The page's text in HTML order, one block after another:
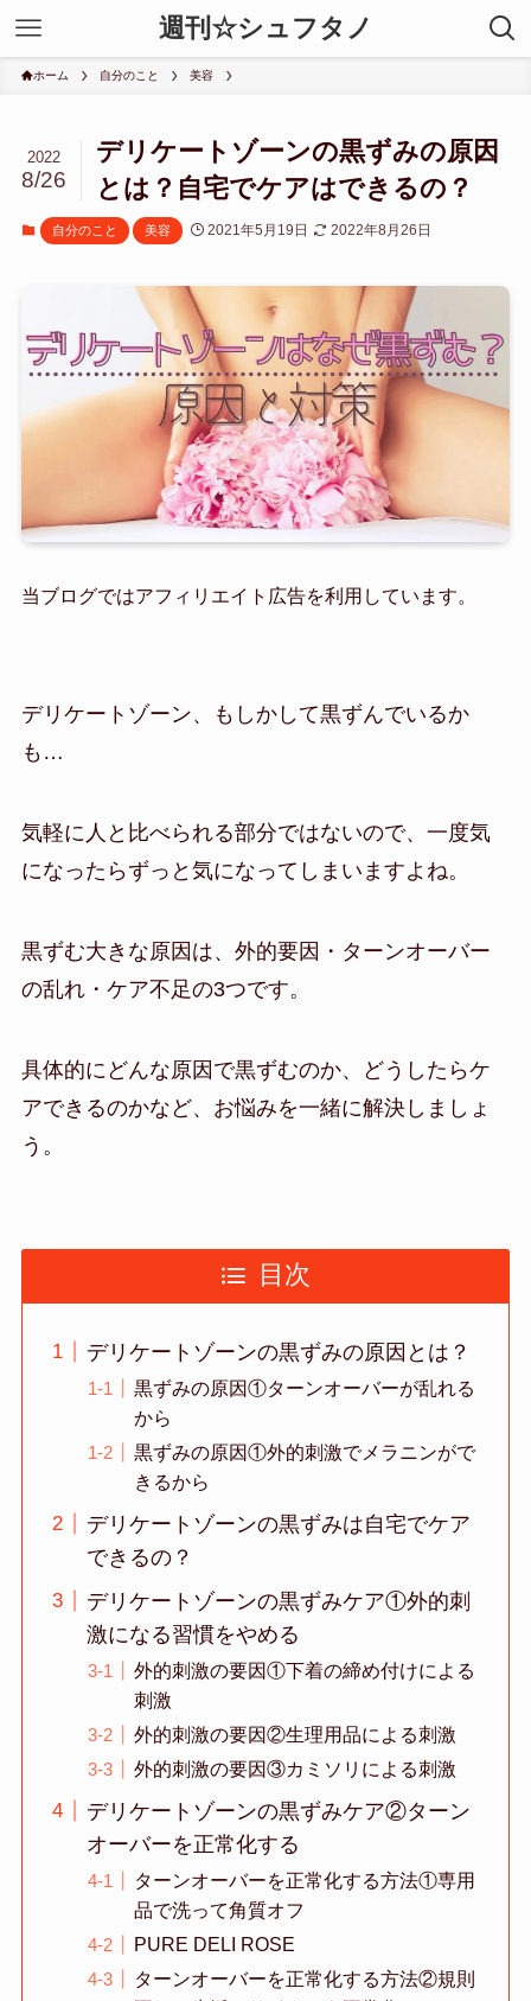
週刊☆シュフタノ
ホーム 自分のこと 美容
デリケートゾーンの黒ずみの原因
とは？自宅でケアはできるの？
2022
8/26
自分のこと 美容 2021年5月19日 2022年8月26日
当ブログではアフィリエイト広告を利用しています。
デリケートゾーン、もしかして黒ずんでいるか
も…
気軽に人と比べられる部分ではないので、一度気
になったらずっと気になってしまいますよね。
黒ずむ大きな原因は、外的要因・ターンオーバー
の乱れ・ケア不足の3つです。
具体的にどんな原因で黒ずむのか、どうしたらケ
アできるのかなど、お悩みを一緒に解決しましょ
う。
目次
デリケートゾーンの黒ずみの原因とは？
黒ずみの原因①ターンオーバーが乱れる
から
黒ずみの原因①外的刺激でメラニンがで
きるから
デリケートゾーンの黒ずみは自宅でケア
できるの？
デリケートゾーンの黒ずみケア①外的刺
激になる習慣をやめる
外的刺激の要因①下着の締め付けによる
刺激
外的刺激の要因②生理用品による刺激
外的刺激の要因③カミソリによる刺激
デリケートゾーンの黒ずみケア②ターン
オーバーを正常化する
ターンオーバーを正常化する方法①専用
品で洗って角質オフ
PURE DELI ROSE
ターンオーバーを正常化する方法②規則